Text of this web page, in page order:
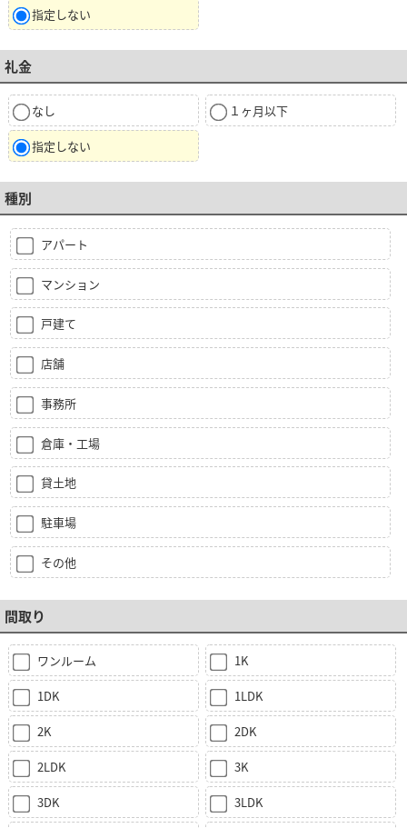
指定しない
礼金
なし １ヶ月以下
指定しない
種別
アパート
マンション
戸建て
店舗
事務所
倉庫・工場
貸土地
駐車場
その他
間取り
ワンルーム 1K
1DK 1LDK
2K 2DK
2LDK 3K
3DK 3LDK